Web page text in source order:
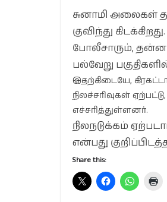
சுனாமி அலைகள்
குவிந்து
போலீசாரும்,
பல்வேறு
இதற்கிடையே,
நிலச்சரிவுகள்
எச்சரித்துள்ளனர்.
நிலநடுக்கம்
என்பது
Share this: